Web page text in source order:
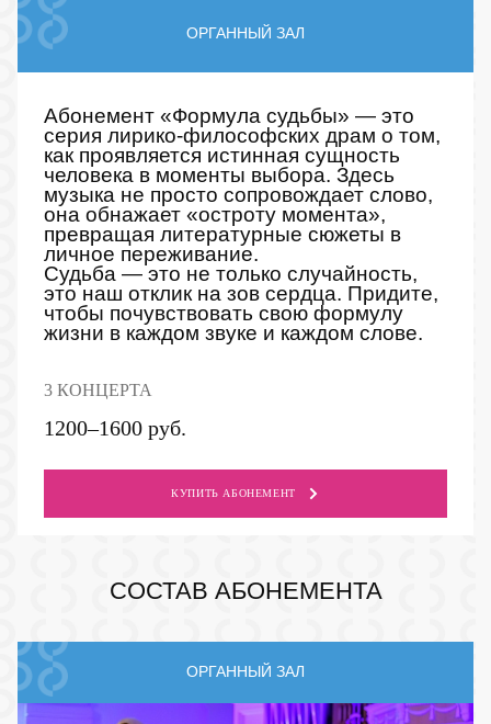
ОРГАННЫЙ ЗАЛ
Абонемент «Формула судьбы» — это
серия лирико-философских драм о том,
как проявляется истинная сущность
человека в моменты выбора. Здесь
музыка не просто сопровождает слово,
она обнажает «остроту момента»,
превращая литературные сюжеты в
личное переживание.
Судьба — это не только случайность,
это наш отклик на зов сердца. Придите,
чтобы почувствовать свою формулу
жизни в каждом звуке и каждом слове.
3 КОНЦЕРТА
1200–1600 руб.
КУПИТЬ АБОНЕМЕНТ
СОСТАВ АБОНЕМЕНТА
ОРГАННЫЙ ЗАЛ